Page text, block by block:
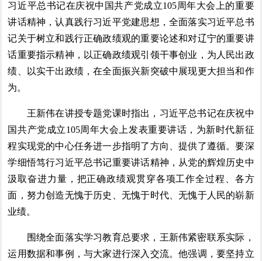
习近平总书记在庆祝中国共产党成立105周年大会上的重要
讲话精神，认真践行习近平党建思想，全面落实习近平总书
记关于树立和践行正确政绩观的重要论述和对辽宁的重要讲
话重要指示精神，以正确政绩观引领干事创业，为人民出政
绩、以实干出政绩，在全面振兴新突破中展现更大担当和作
为。
王新伟在讲授专题党课时指出，习近平总书记在庆祝中
国共产党成立105周年大会上发表重要讲话，为新时代新征
程实现党的中心任务进一步指明了方向、提供了遵循。要深
学细悟笃行习近平总书记重要讲话精神，从党的辉煌历史中
汲取奋进力量，把正确政绩观贯穿各项工作全过程、各方
面，努力创造无愧于历史、无愧于时代、无愧于人民的崭新
业绩。
围绕全面落实学习教育总要求，王新伟紧密联系实际，
运用数据和事例，与大家进行深入交流。他强调，要坚持立